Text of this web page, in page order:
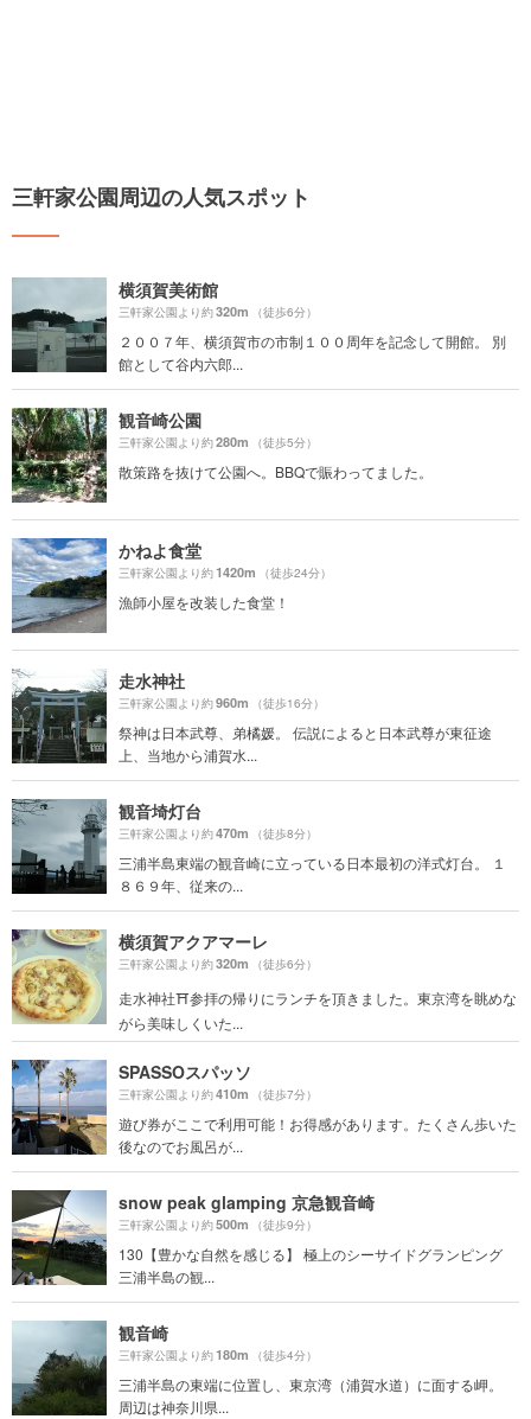
三軒家公園周辺の人気スポット
横須賀美術館
三軒家公園より約320m （徒歩6分）
２００７年、横須賀市の市制１００周年を記念して開館。 別
館として谷内六郎...
観音崎公園
三軒家公園より約280m （徒歩5分）
散策路を抜けて公園へ。BBQで賑わってました。
かねよ食堂
三軒家公園より約1420m （徒歩24分）
漁師小屋を改装した食堂！
走水神社
三軒家公園より約960m （徒歩16分）
祭神は日本武尊、弟橘媛。 伝説によると日本武尊が東征途
上、当地から浦賀水...
観音埼灯台
三軒家公園より約470m （徒歩8分）
三浦半島東端の観音崎に立っている日本最初の洋式灯台。 １
８６９年、従来の...
横須賀アクアマーレ
三軒家公園より約320m （徒歩6分）
走水神社⛩参拝の帰りにランチを頂きました。東京湾を眺めな
がら美味しくいた...
SPASSOスパッソ
三軒家公園より約410m （徒歩7分）
遊び券がここで利用可能！お得感があります。たくさん歩いた
後なのでお風呂が...
snow peak glamping 京急観音崎
三軒家公園より約500m （徒歩9分）
130【豊かな自然を感じる】 極上のシーサイドグランピング
三浦半島の観...
観音崎
三軒家公園より約180m （徒歩4分）
三浦半島の東端に位置し、東京湾（浦賀水道）に面する岬。
周辺は神奈川県...